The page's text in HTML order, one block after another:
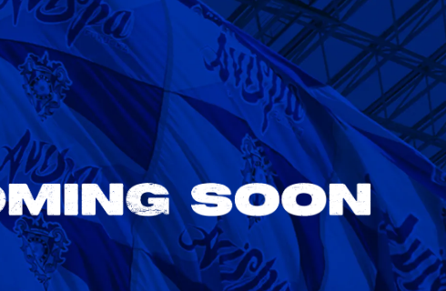
2026/27 明治安田J1リーグ 第3節
アビスパ福岡 vs 鹿島アントラーズ
8/22Sat. 18:00
VS